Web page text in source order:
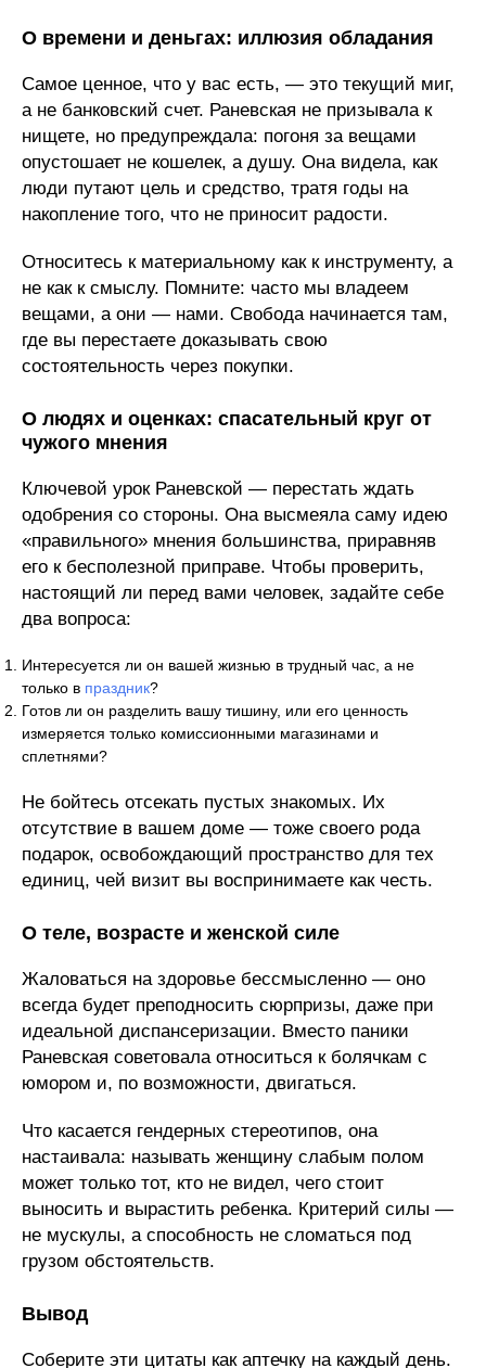
О времени и деньгах: иллюзия обладания
Самое ценное, что у вас есть, — это текущий миг,
а не банковский счет. Раневская не призывала к
нищете, но предупреждала: погоня за вещами
опустошает не кошелек, а душу. Она видела, как
люди путают цель и средство, тратя годы на
накопление того, что не приносит радости.
Относитесь к материальному как к инструменту, а
не как к смыслу. Помните: часто мы владеем
вещами, а они — нами. Свобода начинается там,
где вы перестаете доказывать свою
состоятельность через покупки.
О людях и оценках: спасательный круг от
чужого мнения
Ключевой урок Раневской — перестать ждать
одобрения со стороны. Она высмеяла саму идею
«правильного» мнения большинства, приравняв
его к бесполезной приправе. Чтобы проверить,
настоящий ли перед вами человек, задайте себе
два вопроса:
Интересуется ли он вашей жизнью в трудный час, а не
только в праздник?
Готов ли он разделить вашу тишину, или его ценность
измеряется только комиссионными магазинами и
сплетнями?
Не бойтесь отсекать пустых знакомых. Их
отсутствие в вашем доме — тоже своего рода
подарок, освобождающий пространство для тех
единиц, чей визит вы воспринимаете как честь.
О теле, возрасте и женской силе
Жаловаться на здоровье бессмысленно — оно
всегда будет преподносить сюрпризы, даже при
идеальной диспансеризации. Вместо паники
Раневская советовала относиться к болячкам с
юмором и, по возможности, двигаться.
Что касается гендерных стереотипов, она
настаивала: называть женщину слабым полом
может только тот, кто не видел, чего стоит
выносить и вырастить ребенка. Критерий силы —
не мускулы, а способность не сломаться под
грузом обстоятельств.
Вывод
Соберите эти цитаты как аптечку на каждый день.